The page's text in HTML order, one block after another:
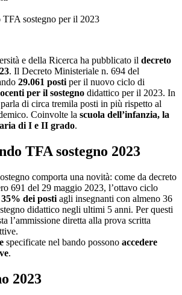
sostegno per il 2023
e della Ricerca ha pubblicato il decreto
. Il Decreto Ministeriale n. 694 del
29.061 posti per il nuovo ciclo di
per il sostegno didattico per il 2023. In
di circa tremila posti in più rispetto al
Coinvolte la scuola dell’infanzia, la
di I e II grado.
TFA sostegno 2023
comporta una novità: come da decreto
691 del 29 maggio 2023, l’ottavo ciclo
dei posti agli insegnanti con almeno 36
didattico negli ultimi 5 anni. Per questi
l’ammissione diretta alla prova scritta
specificate nel bando possono accedere
.
2023